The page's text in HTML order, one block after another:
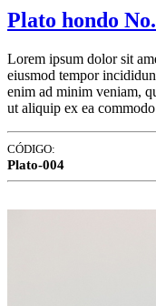
Plato hondo
Lorem ipsum dolor sit
eiusmod tempor
enim ad minim veniam,
ut aliquip ex ea
CÓDIGO:
Plato-004